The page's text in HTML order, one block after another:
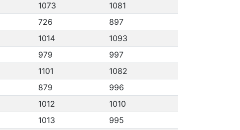
1073
1081
726
897
1014
1093
979
997
1101
1082
879
996
1012
1010
1013
995